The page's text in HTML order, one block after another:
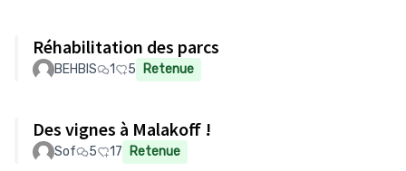
Réhabilitation des parcs
BEHBIS 1 5 Retenue
Des vignes à Malakoff !
Sof 5 17 Retenue